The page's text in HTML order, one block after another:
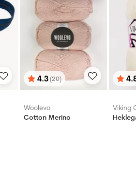
Betyg:
4.3(20)
utav 5 stjärnor
Woolevo
Cotton Merino
utav
Viking